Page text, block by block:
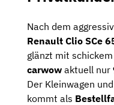
Nach dem
Renault Clio SCe
glänzt mit
carwow aktuell nur
Der Kleinwagen
kommt als